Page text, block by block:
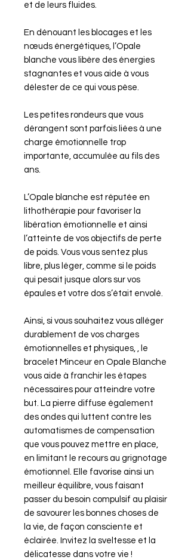
et de leurs fluides.
En dénouant les blocages et les
nœuds énergétiques, l’Opale
blanche vous libère des énergies
stagnantes et vous aide à vous
délester de ce qui vous pèse.
Les petites rondeurs que vous
dérangent sont parfois liées à une
charge émotionnelle trop
importante, accumulée au fils des
ans.
L’Opale blanche est réputée en
lithothérapie pour favoriser la
libération émotionnelle et ainsi
l’atteinte de vos objectifs de perte
de poids. Vous vous sentez plus
libre, plus léger, comme si le poids
qui pesait jusque alors sur vos
épaules et votre dos s’était envolé.
Ainsi, si vous souhaitez vous alléger
durablement de vos charges
émotionnelles et physiques, , le
bracelet Minceur en Opale Blanche
vous aide à franchir les étapes
nécessaires pour atteindre votre
but. La pierre diffuse également
des ondes qui luttent contre les
automatismes de compensation
que vous pouvez mettre en place,
en limitant le recours au grignotage
émotionnel. Elle favorise ainsi un
meilleur équilibre, vous faisant
passer du besoin compulsif au plaisir
de savourer les bonnes choses de
la vie, de façon consciente et
éclairée. Invitez la sveltesse et la
délicatesse dans votre vie !